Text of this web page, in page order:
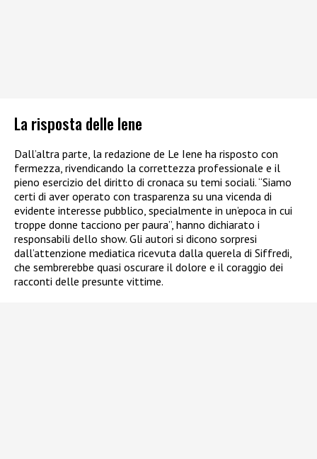
La risposta delle Iene
Dall’altra parte, la redazione de Le Iene ha risposto con
fermezza, rivendicando la correttezza professionale e il
pieno esercizio del diritto di cronaca su temi sociali. “Siamo
certi di aver operato con trasparenza su una vicenda di
evidente interesse pubblico, specialmente in un’epoca in cui
troppe donne tacciono per paura”, hanno dichiarato i
responsabili dello show. Gli autori si dicono sorpresi
dall’attenzione mediatica ricevuta dalla querela di Siffredi,
che sembrerebbe quasi oscurare il dolore e il coraggio dei
racconti delle presunte vittime.